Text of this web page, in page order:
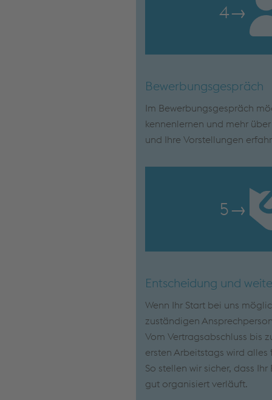
4→
Bewerbungsgespräch
Im Bewerbungsgespräch
kennenlernen und mehr
und Ihre Vorstellungen
5→
Entscheidung und
Wenn Ihr Start bei uns
zuständigen
Vom Vertragsabschluss bis
ersten Arbeitstags wird
So stellen wir sicher, dass
gut organisiert verläuft.